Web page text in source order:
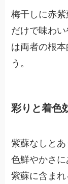
梅干しに赤
だけで味わ
は両者の根
う。
彩りと着色
紫蘇なしと
色鮮やかさ
紫蘇に含ま